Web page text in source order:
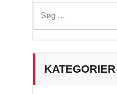
efter:
KATEGORIER